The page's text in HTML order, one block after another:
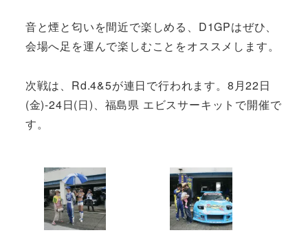
音と煙と匂いを間近で楽しめる、D1GPはぜひ、
会場へ足を運んで楽しむことをオススメします。
次戦は、Rd.4&5が連日で行われます。8月22日
(金)-24日(日)、福島県 エビスサーキットで開催で
す。